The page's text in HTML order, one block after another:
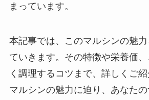
まっています。
本記事では、このマルシンの魅
ていきます。その特徴や栄養価
く調理するコツまで、詳しくご紹
マルシンの魅力に迫り、あなた